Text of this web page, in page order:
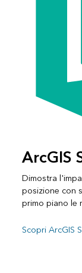
ArcGIS
Dimostra
posizione con
primo piano le
Scopri ArcGIS